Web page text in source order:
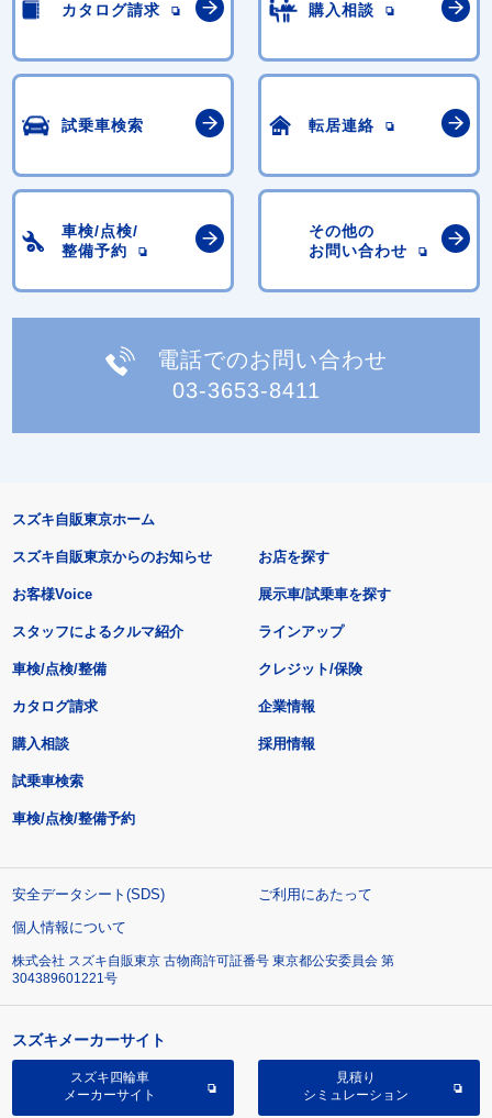
カタログ請求 購入相談
試乗車検索 転居連絡
車検/点検/
整備予約
その他の
お問い合わせ
電話でのお問い合わせ
03-3653-8411
スズキ自販東京ホーム
スズキ自販東京からのお知らせ
お客様Voice
スタッフによるクルマ紹介
お店を探す
展示車/試乗車を探す
ラインアップ
車検/点検/整備 クレジット/保険
カタログ請求
購入相談
試乗車検索
車検/点検/整備予約
企業情報
採用情報
安全データシート(SDS)
ご利用にあたって
個人情報について
株式会社 スズキ自販東京 古物商許可証番号 東京都公安委員会 第
304389601221号
スズキメーカーサイト
スズキ四輪車
メーカーサイト
見積り
シミュレーション